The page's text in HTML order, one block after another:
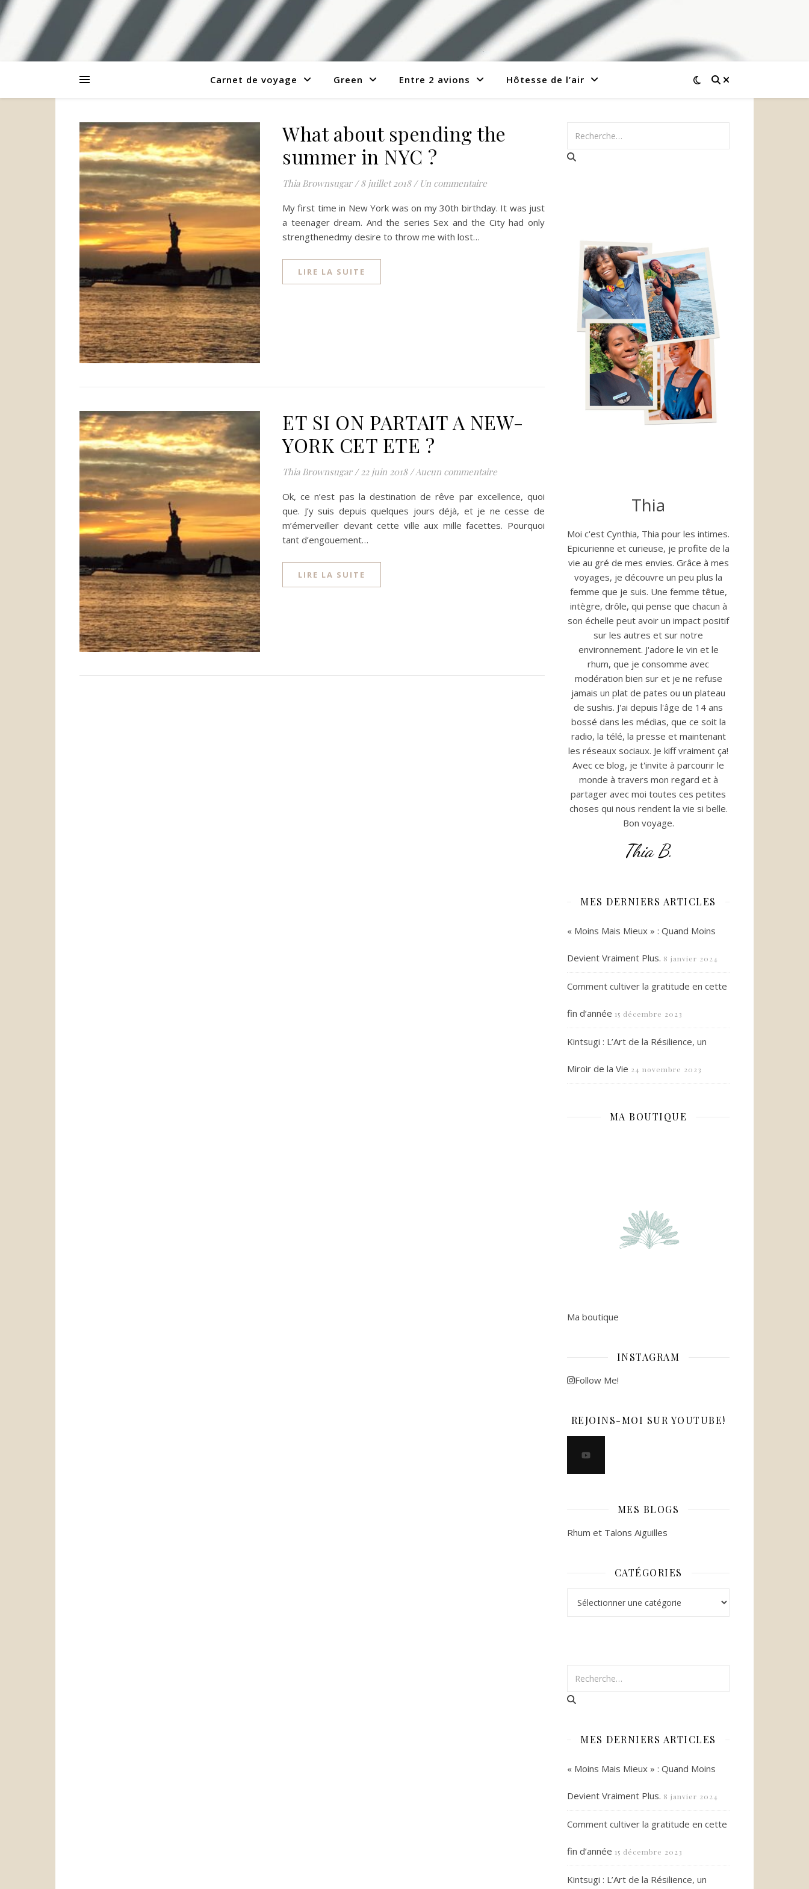
Carnet de voyage Green Entre 2 avions Hôtesse de l’air
What about spending the
summer in NYC ?
Thia Brownsugar / 8 juillet 2018 / Un commentaire
My first time in New York was on my 30th birthday. It was just
a teenager dream. And the series Sex and the City had only
strengthenedmy desire to throw me with lost…
LIRE LA SUITE
ET SI ON PARTAIT A NEW-
YORK CET ETE ?
Thia Brownsugar / 22 juin 2018 /Aucun commentaire
Ok, ce n’est pas la destination de rêve par excellence, quoi
que. J’y suis depuis quelques jours déjà, et je ne cesse de
m’émerveiller devant cette ville aux mille facettes. Pourquoi
tant d’engouement…
LIRE LA SUITE
Thia
Moi c'est Cynthia, Thia pour les intimes.
Epicurienne et curieuse, je profite de la
vie au gré de mes envies. Grâce à mes
voyages, je découvre un peu plus la
femme que je suis. Une femme têtue,
intègre, drôle, qui pense que chacun à
son échelle peut avoir un impact positif
sur les autres et sur notre
environnement. J'adore le vin et le
rhum, que je consomme avec
modération bien sur et je ne refuse
jamais un plat de pates ou un plateau
de sushis. J'ai depuis l'âge de 14 ans
bossé dans les médias, que ce soit la
radio, la télé, la presse et maintenant
les réseaux sociaux. Je kiff vraiment ça!
Avec ce blog, je t'invite à parcourir le
monde à travers mon regard et à
partager avec moi toutes ces petites
choses qui nous rendent la vie si belle.
Bon voyage.
Thia B.
MES DERNIERS ARTICLES
« Moins Mais Mieux » : Quand Moins
Devient Vraiment Plus. 8 janvier 2024
Comment cultiver la gratitude en cette
fin d’année 15 décembre 2023
Kintsugi : L’Art de la Résilience, un
Miroir de la Vie 24 novembre 2023
MA BOUTIQUE
Ma boutique
INSTAGRAM
Follow Me!
REJOINS-MOI SUR YOUTUBE!
MES BLOGS
Rhum et Talons Aiguilles
CATÉGORIES
MES DERNIERS ARTICLES
« Moins Mais Mieux » : Quand Moins
Devient Vraiment Plus. 8 janvier 2024
Comment cultiver la gratitude en cette
fin d’année 15 décembre 2023
Kintsugi : L’Art de la Résilience, un